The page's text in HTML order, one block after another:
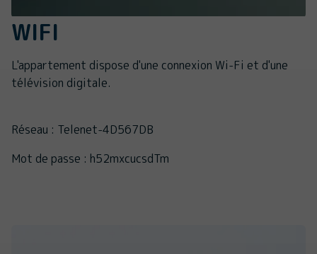
WIFI
L'appartement dispose d'une connexion Wi-Fi et d'une
télévision digitale.
Réseau : Telenet-4D567DB
Mot de passe : h52mxcucsdTm